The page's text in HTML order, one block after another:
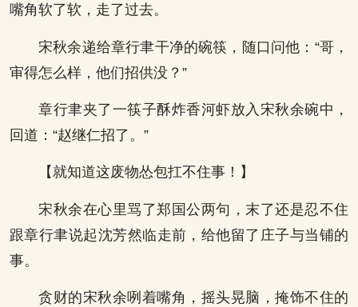
嘴角软了软，走了过去。
宋秋余递给章行聿干净的碗筷，随口问他：“哥，
审得怎么样，他们招供没？”
章行聿夹了一筷子酥炸香河虾放入宋秋余碗中，
回道：“赵继仁招了。”
【就知道这废物怂包扛不住事！】
宋秋余在心里骂了郑国公两句，末了还是忍不住
跟章行聿说起沈芳然临走前，给他留了庄子与当铺的
事。
贪财的宋秋余咧着嘴角，摇头晃脑，掩饰不住的